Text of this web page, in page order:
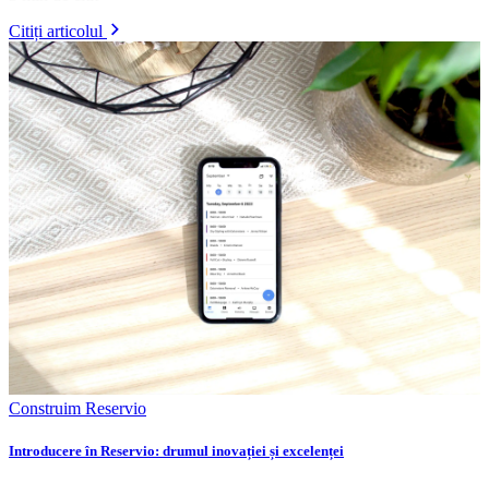
Citiți articolul
Construim Reservio
Introducere în Reservio: drumul inovației și excelenței